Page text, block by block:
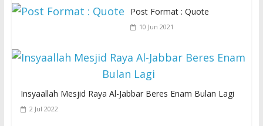
Post Format : Quote
10 Jun 2021
Insyaallah Mesjid Raya Al-Jabbar Beres Enam Bulan Lagi
2 Jul 2022